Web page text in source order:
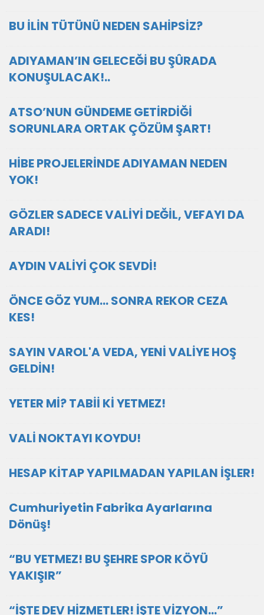
BU İLİN TÜTÜNÜ NEDEN SAHİPSİZ?
ADIYAMAN’IN GELECEĞİ BU ŞÛRADA
KONUŞULACAK!..
ATSO’NUN GÜNDEME GETİRDİĞİ
SORUNLARA ORTAK ÇÖZÜM ŞART!
HİBE PROJELERİNDE ADIYAMAN NEDEN
YOK!
GÖZLER SADECE VALİYİ DEĞİL, VEFAYI DA
ARADI!
AYDIN VALİYİ ÇOK SEVDİ!
ÖNCE GÖZ YUM… SONRA REKOR CEZA
KES!
SAYIN VAROL'A VEDA, YENİ VALİYE HOŞ
GELDİN!
YETER Mİ? TABİİ Kİ YETMEZ!
VALİ NOKTAYI KOYDU!
HESAP KİTAP YAPILMADAN YAPILAN İŞLER!
Cumhuriyetin Fabrika Ayarlarına
Dönüş!
“BU YETMEZ! BU ŞEHRE SPOR KÖYÜ
YAKIŞIR”
“İŞTE DEV HİZMETLER! İŞTE VİZYON…”